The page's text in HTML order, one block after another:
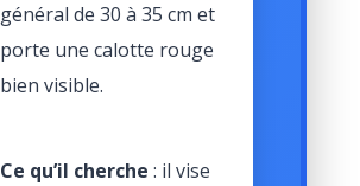
général de 30 à 35 cm et
porte une calotte rouge
bien visible.
Ce qu’il cherche : il vise